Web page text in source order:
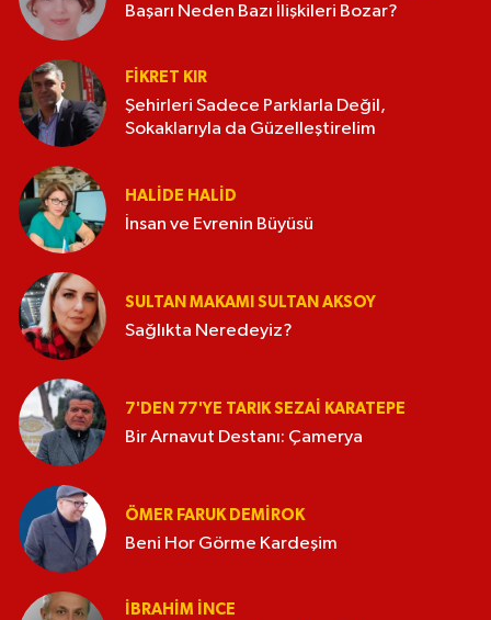
Başarı Neden Bazı İlişkileri Bozar?
FIKRET KIR
Şehirleri Sadece Parklarla Değil,
Sokaklarıyla da Güzelleştirelim
HALIDE HALID
İnsan ve Evrenin Büyüsü
SULTAN MAKAMI SULTAN AKSOY
Sağlıkta Neredeyiz?
7'DEN 77'YE TARIK SEZAI KARATEPE
Bir Arnavut Destanı: Çamerya
ÖMER FARUK DEMIROK
Beni Hor Görme Kardeşim
İBRAHIM İNCE